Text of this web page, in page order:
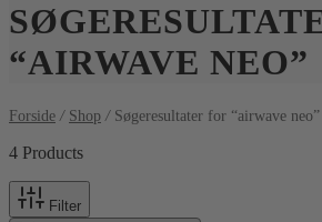
“AIRWAVE NEO”
Forside / Shop /Søgeresultater for “airwave neo”
4 Products
Filter